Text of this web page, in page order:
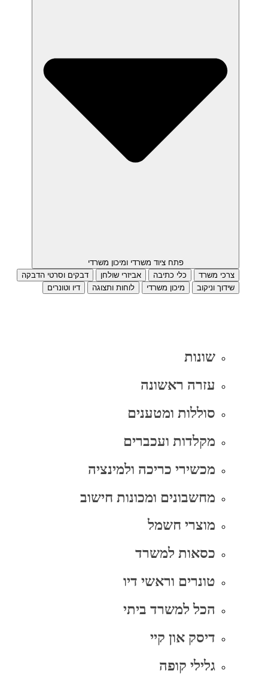
פתח ציוד משרדי ומיכון משרדי
צרכי משרד
כלי כתיבה אביזרי שולחן
דבקים וסרטי הדבקה
שידוך וניקוב
מיכון משרדי לוחות ותצוגה דיו וטונרים
שונות
עזרה ראשונה
סוללות ומטענים
מקלדות ועכברים
מכשירי כריכה ולמינציה
מחשבונים ומכונות חישוב
מוצרי חשמל
כסאות למשרד
טונרים וראשי דיו
הכל למשרד ביתי
דיסק און קיי
גלילי קופה